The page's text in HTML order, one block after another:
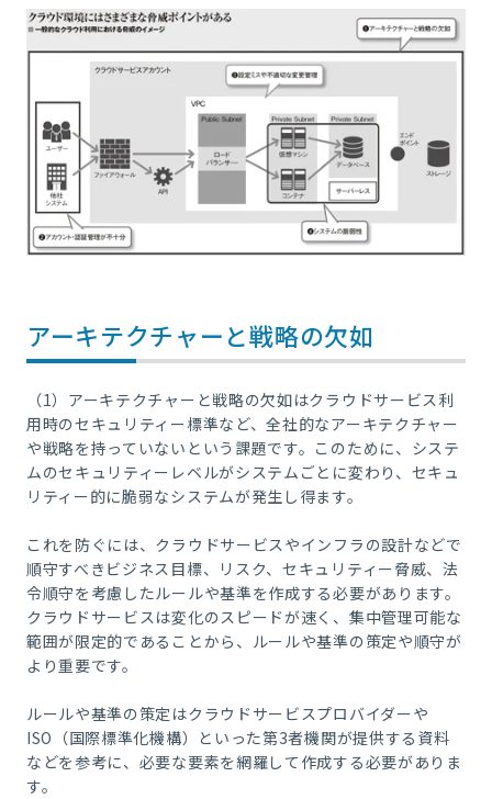
アーキテクチャーと戦略の欠如
（1）アーキテクチャーと戦略の欠如はクラウドサービス利
用時のセキュリティー標準など、全社的なアーキテクチャー
や戦略を持っていないという課題です。このために、システ
ムのセキュリティーレベルがシステムごとに変わり、セキュ
リティー的に脆弱なシステムが発生し得ます。
これを防ぐには、クラウドサービスやインフラの設計などで
順守すべきビジネス目標、リスク、セキュリティー脅威、法
令順守を考慮したルールや基準を作成する必要があります。
クラウドサービスは変化のスピードが速く、集中管理可能な
範囲が限定的であることから、ルールや基準の策定や順守が
より重要です。
ルールや基準の策定はクラウドサービスプロバイダーや
ISO（国際標準化機構）といった第3者機関が提供する資料
などを参考に、必要な要素を網羅して作成する必要がありま
す。